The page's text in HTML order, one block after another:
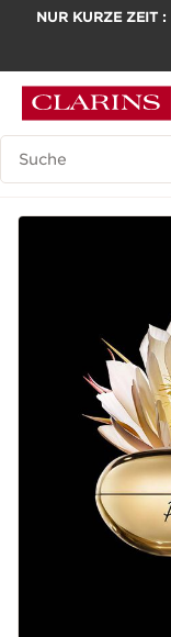
NUR KURZE ZEIT :
Legende suchen